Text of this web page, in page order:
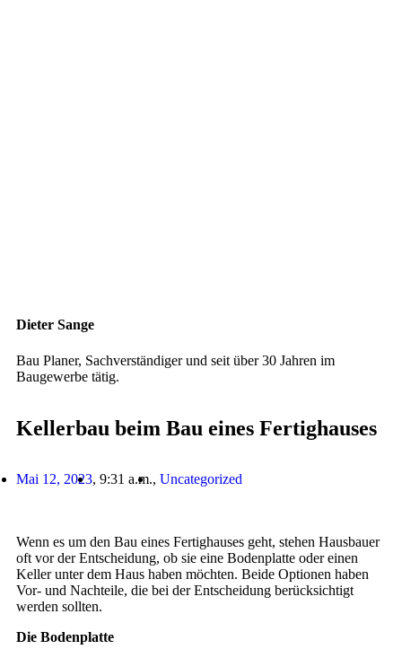
Dieter Sange
Bau Planer, Sachverständiger und seit über 30 Jahren im
Baugewerbe tätig.
Kellerbau beim Bau eines Fertighauses
Mai 12, 2023, 9:31 a.m., Uncategorized
Wenn es um den Bau eines Fertighauses geht, stehen Hausbauer
oft vor der Entscheidung, ob sie eine Bodenplatte oder einen
Keller unter dem Haus haben möchten. Beide Optionen haben
Vor- und Nachteile, die bei der Entscheidung berücksichtigt
werden sollten.
Die Bodenplatte